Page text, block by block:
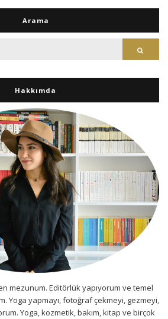
Arama
Hakkımda
mezunum. Editörlük yapıyorum ve temel
Yoga yapmayı, fotoğraf çekmeyi, gezmeyi,
Yoga, kozmetik, bakım, kitap ve birçok